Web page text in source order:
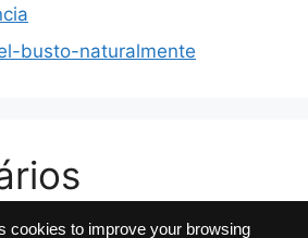
cookies to improve your browsing
busto-naturalmente
show.